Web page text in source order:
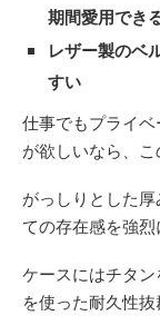
期間愛用でき
レザー製のベ
すい
仕事でもプライ
が欲しいなら、こ
がっしりとした
ての存在感を強烈
ケースにはチタ
を使った耐久性抜